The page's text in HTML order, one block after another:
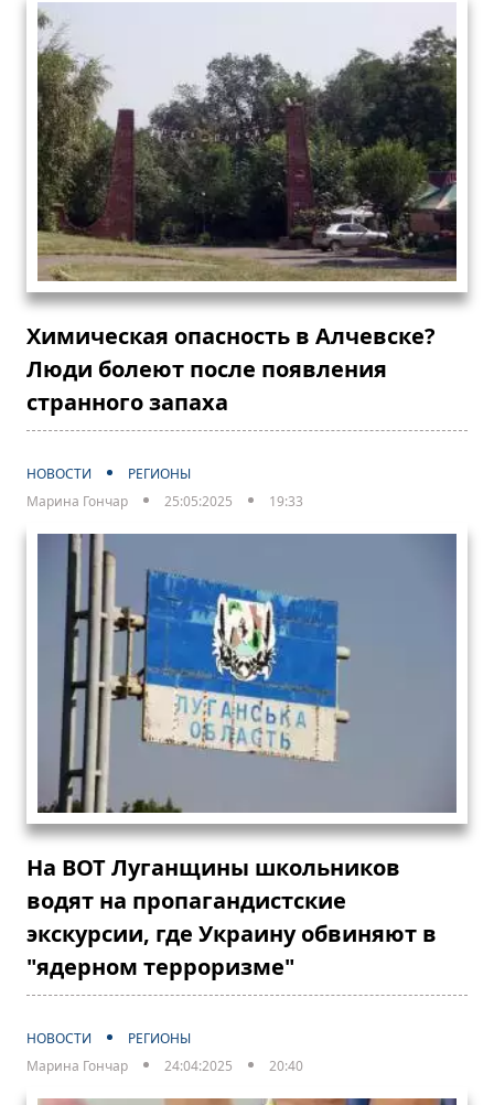
Химическая опасность в Алчевске?
Люди болеют после появления
странного запаха
НОВОСТИ
РЕГИОНЫ
Марина Гончар
25:05:2025 19:33
На ВОТ Луганщины школьников
водят на пропагандистские
экскурсии, где Украину обвиняют в
"ядерном терроризме"
НОВОСТИ
РЕГИОНЫ
Марина Гончар
24:04:2025 20:40